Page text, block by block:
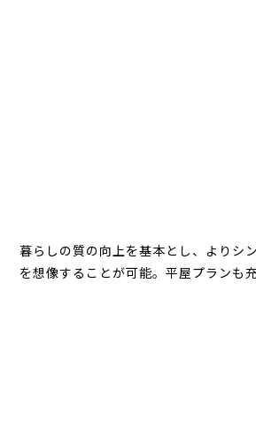
暮らしの質の向上を基本とし、よりシ
を想像することが可能。平屋プランも充